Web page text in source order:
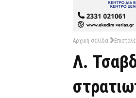
Αρχική σελίδα
Λ.